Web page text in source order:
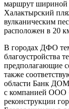
маршрут шириной
Халактырский
вулканическим
расположен в 20
В городах ДФО
благоустройства
предполагающие
также
области Банк
с компанией ООО
реконструкции